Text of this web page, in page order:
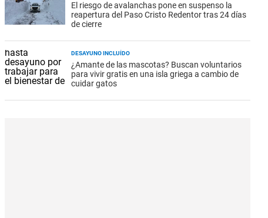
El riesgo de avalanchas pone en suspenso la
reapertura del Paso Cristo Redentor tras 24 días
de cierre
DESAYUNO INCLUÍDO
¿Amante de las mascotas? Buscan voluntarios
para vivir gratis en una isla griega a cambio de
cuidar gatos